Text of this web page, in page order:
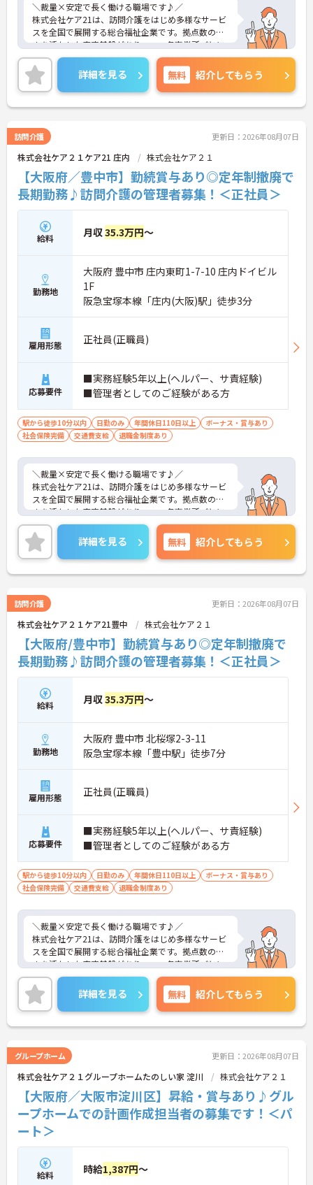
＼裁量×安定で長く働ける職場です♪／
株式会社ケア21は、訪問介護をはじめ多様なサービ
スを全国で展開する総合福祉企業です。拠点数の多
さを活かした安定基盤がありつつ、各事業所ごとに
運営の裁量があり、現場発信で動けるのが魅力で
す。利用者様の在宅から施設まで幅広く関われるた
め、視野を広げながらスキルアップが可能。本部や
エリアマネージャーのサポート体制も整っており、
「一人で抱え込まない」安心感があります。長期的
■ 「高収入×納得感」しっかり稼げる環境
役割に応じた給与でモチベーションもアップ♪
・月給35万円以上＋役付手当6万円込み
・特定処遇加算が給与に反映
・複数手当が整い、役割に応じた給与のバランス◎
→ 「頑張りが収入に見える」仕組みが整っています
■ 運営に関わるやりがいあるポジション♪
自分の考えを活かした事業所づくりが可能！
・採用・営業・シフトなど幅広く関与
・地域との連携を含めた戦略にも携われる
・現場判断の余地があり主体的に動ける
→ 「任されるやりがい」と成長実感が魅力です
困ったときも一人にならない体制♪
・エリアマネージャーの巡回フォロー
・人事・法務など専門部署がバックアップ
・労務やトラブルも組織的に支援あり
→ 安心して業務に集中できる環境です
■ 年齢問わず長く働ける職場です♪
将来を見据えてキャリア継続がしやすい！
・定年制度なしで長期勤務が可能
・退職金制度や持株会あり
・勤続年数に応じた手当支給あり
→ 腰を据えて働きたい方にもピッタリです
詳細を見る 無料 紹介してもらう
訪問介護 更新日：2026年08月07日
株式会社ケア２１ケア21 庄内 株式会社ケア２１
【大阪府／豊中市】勤続賞与あり◎定年制撤廃で
長期勤務♪訪問介護の管理者募集！＜正社員＞
給料 月収35.3万円～
勤務地
大阪府 豊中市 庄内東町1-7-10 庄内ドイビル
1F
阪急宝塚本線「庄内(大阪)駅」徒歩3分
雇用形態 正社員(正職員)
応募要件
■実務経験5年以上(ヘルパー、サ責経験)
■管理者としてのご経験がある方
駅から徒歩10分以内 日勤のみ 年間休日110日以上
ボーナス・賞与あり
社会保険完備
交通費支給 退職金制度あり
＼裁量×安定で長く働ける職場です♪／
株式会社ケア21は、訪問介護をはじめ多様なサービ
スを全国で展開する総合福祉企業です。拠点数の多
さを活かした安定基盤がありつつ、各事業所ごとに
運営の裁量があり、現場発信で動けるのが魅力で
す。利用者様の在宅から施設まで幅広く関われるた
め、視野を広げながらスキルアップが可能。本部や
エリアマネージャーのサポート体制も整っており、
「一人で抱え込まない」安心感があります。長期的
■ 「高収入×納得感」しっかり稼げる環境
役割に応じた給与でモチベーションもアップ♪
・月給35万円以上＋役付手当6万円込み
・特定処遇加算が給与に反映
・複数手当が整い、役割に応じた給与のバランス◎
→ 「頑張りが収入に見える」仕組みが整っています
■ 運営に関わるやりがいあるポジション♪
自分の考えを活かした事業所づくりが可能！
・現場判断の余地があり主体的に動ける
→ 「任されるやりがい」と成長実感が魅力です
■ 本部サポートありで安心の環境
困ったときも一人にならない体制♪
・エリアマネージャーの巡回フォロー
・人事・法務など専門部署がバックアップ
・労務やトラブルも組織的に支援あり
■ 年齢問わず長く働ける職場です♪
将来を見据えてキャリア継続がしやすい！
・定年制度なしで長期勤務が可能
・退職金制度や持株会あり
・勤続年数に応じた手当支給あり
→ 腰を据えて働きたい方にもピッタリです
詳細を見る 無料 紹介してもらう
訪問介護 更新日：2026年08月07日
株式会社ケア２１ケア21豊中 株式会社ケア２１
【大阪府/豊中市】勤続賞与あり◎定年制撤廃で
長期勤務♪訪問介護の管理者募集！＜正社員＞
給料 月収35.3万円～
勤務地
大阪府 豊中市 北桜塚2-3-11
阪急宝塚本線「豊中駅」徒歩7分
雇用形態 正社員(正職員)
応募要件
■実務経験5年以上(ヘルパー、サ責経験)
■管理者としてのご経験がある方
駅から徒歩10分以内 日勤のみ 年間休日110日以上
ボーナス・賞与あり
社会保険完備
交通費支給 退職金制度あり
＼裁量×安定で長く働ける職場です♪／
株式会社ケア21は、訪問介護をはじめ多様なサービ
スを全国で展開する総合福祉企業です。拠点数の多
さを活かした安定基盤がありつつ、各事業所ごとに
運営の裁量があり、現場発信で動けるのが魅力で
す。利用者様の在宅から施設まで幅広く関われるた
め、視野を広げながらスキルアップが可能。本部や
エリアマネージャーのサポート体制も整っており、
「一人で抱え込まない」安心感があります。長期的
■ 「高収入×納得感」しっかり稼げる環境
役割に応じた給与でモチベーションもアップ♪
・月給35万円以上＋役付手当6万円込み
・特定処遇加算が給与に反映
・複数手当が整い、役割に応じた給与のバランス◎
■ 運営に関わるやりがいあるポジション♪
詳細を見る 無料 紹介してもらう
グループホーム 更新日：2026年08月07日
株式会社ケア２１グループホームたのしい家 淀川 株式会社ケア２１
【大阪府／大阪市淀川区】昇給・賞与あり♪グル
ープホームでの計画作成担当者の募集です！＜パ
ート＞
給料 時給1,387円～